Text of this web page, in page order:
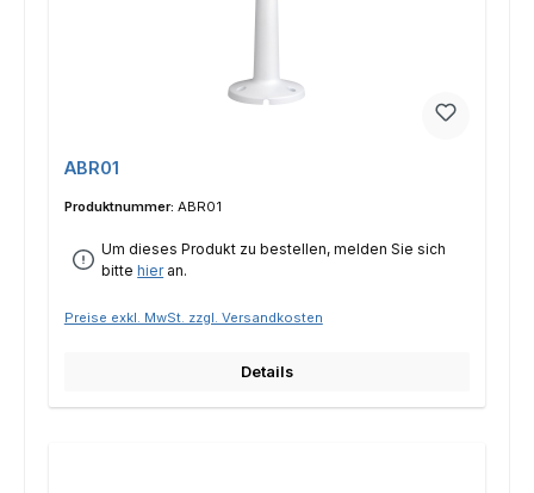
ABR01
Produktnummer: ABR01
Um dieses Produkt zu bestellen, melden Sie sich
bittehieran.
Preise exkl. MwSt. zzgl. Versandkosten
Details